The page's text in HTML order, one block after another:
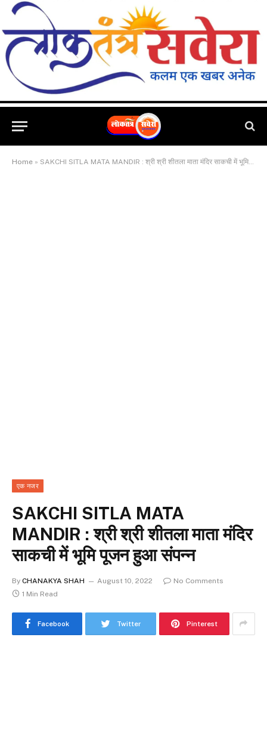
Home » SAKCHI SITLA MATA MANDIR : श्री श्री शीतला माता मंदिर साकची में भूमि पूजन हुआ संपन्न
एक नजर
SAKCHI SITLA MATA
MANDIR : श्री श्री शीतला माता मंदिर
साकची में भूमि पूजन हुआ संपन्न
By CHANAKYA SHAH August 10, 2022
No Comments
1 Min Read
Facebook Twitter Pinterest